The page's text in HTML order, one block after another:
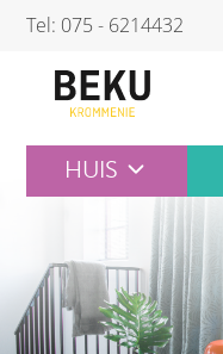
Skip
content
Tel: 075 - 6214432
HUIS